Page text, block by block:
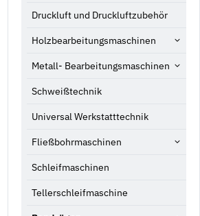
Druckluft und Druckluftzubehör
Holzbearbeitungsmaschinen
Metall- Bearbeitungsmaschinen
Schweißtechnik
Universal Werkstatttechnik
Fließbohrmaschinen
Schleifmaschinen
Tellerschleifmaschine